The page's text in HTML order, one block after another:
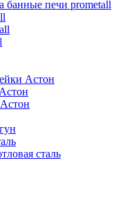
банные печи prometall
Астон
сталь